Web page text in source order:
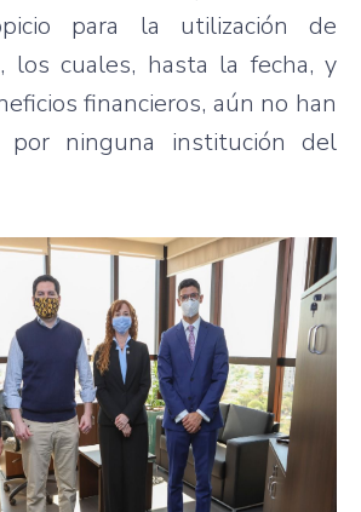
para la utilización de
los cuales, hasta la fecha, y
financieros, aún no han
por ninguna institución del